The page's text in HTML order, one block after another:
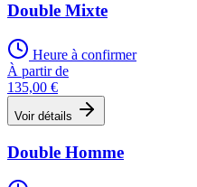
Double Mixte
Heure à confirmer
À partir de
135,00 €
Voir détails
Double Homme